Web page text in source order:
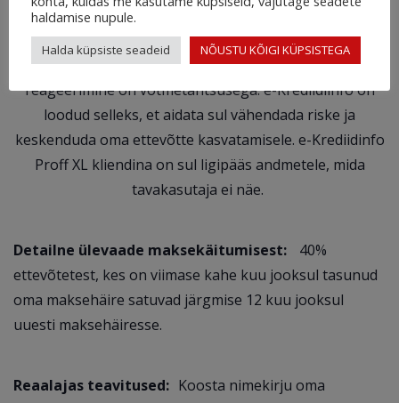
Äri ajamine võib olla keeruline, eriti tänases
majandusolukorras, kus paindlikkus ja kiire
reageerimine on võtmetähtsusega. e-Krediidiinfo on
loodud selleks, et aidata sul vähendada riske ja
keskenduda oma ettevõtte kasvatamisele. e-Krediidinfo
Proff XL kliendina on sul ligipääs andmetele, mida
tavakasutaja ei näe.
Detailne ülevaade maksekäitumisest: 40%
ettevõtetest, kes on viimase kahe kuu jooksul tasunud
oma maksehäire satuvad järgmise 12 kuu jooksul
uuesti maksehäiresse.
Reaalajas teavitused: Koosta nimekirju oma
haldamise nupule.
Halda küpsiste seadeid NÕUSTU KÕIGI KÜPSISTEGA